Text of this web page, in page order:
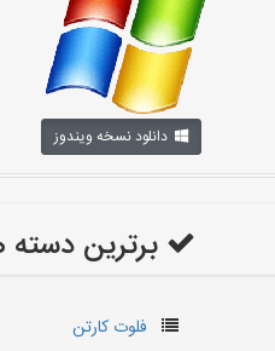
دانلود نسخه ویندوز
برترین
فلوت کارتن